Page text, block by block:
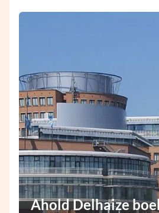
Ahold Delhaize